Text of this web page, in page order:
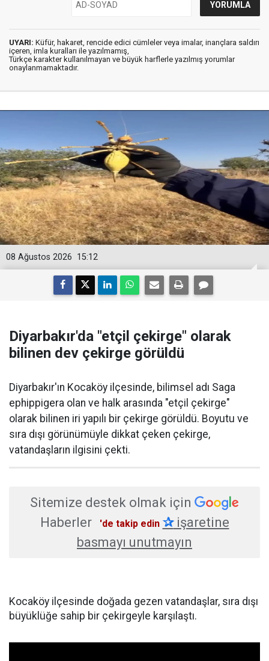
UYARI: Küfür, hakaret, rencide edici cümleler veya imalar, inançlara saldırı
içeren, imla kuralları ile yazılmamış,
Türkçe karakter kullanılmayan ve büyük harflerle yazılmış yorumlar
onaylanmamaktadır.
15:12
08 Ağustos 2026
Diyarbakır'da "etçil çekirge" olarak
bilinen dev çekirge görüldü
Diyarbakır'ın Kocaköy ilçesinde, bilimsel adı Saga
ephippigera olan ve halk arasında "etçil çekirge"
olarak bilinen iri yapılı bir çekirge görüldü. Boyutu ve
sıra dışı görünümüyle dikkat çeken çekirge,
vatandaşların ilgisini çekti.
Sitemize destek olmak için
Haberler
'de takip edin ✰işaretine
basmayı unutmayın
Kocaköy ilçesinde doğada gezen vatandaşlar, sıra dışı
büyüklüğe sahip bir çekirgeyle karşılaştı.